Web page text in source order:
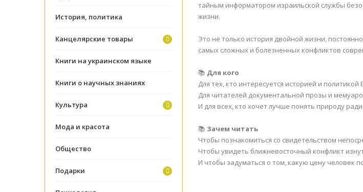
тайным информатором израильской службы
жизни.
Это не только история двойной жизни,
самых сложных и болезненных конфликтов
📚 Для кого
Для тех, кто интересуется историей и политикой
Для читателей документальной прозы и
И для всех, кто хочет лучше понять природу
📚 Зачем читать
Чтобы познакомиться со свидетельством
Чтобы увидеть ближневосточный конфликт
И чтобы задуматься о том, какую цену человек
История, политика
Канцелярские товары
Книги на украинском языке
Книги о научных знаниях
Культура
Мода и красота
Общество
Подарки